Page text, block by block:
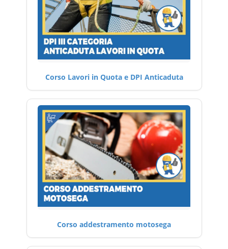
Corso Lavori in Quota e DPI Anticaduta
Corso addestramento motosega